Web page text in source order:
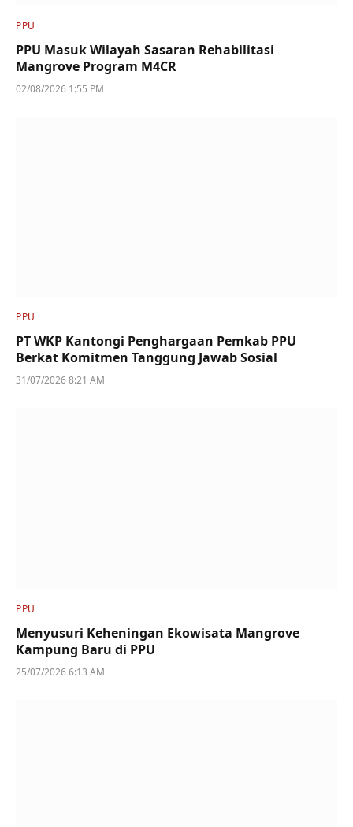
PPU
PPU Masuk Wilayah Sasaran Rehabilitasi
Mangrove Program M4CR
02/08/2026 1:55 PM
PPU
PT WKP Kantongi Penghargaan Pemkab PPU
Berkat Komitmen Tanggung Jawab Sosial
31/07/2026 8:21 AM
PPU
Menyusuri Keheningan Ekowisata Mangrove
Kampung Baru di PPU
25/07/2026 6:13 AM